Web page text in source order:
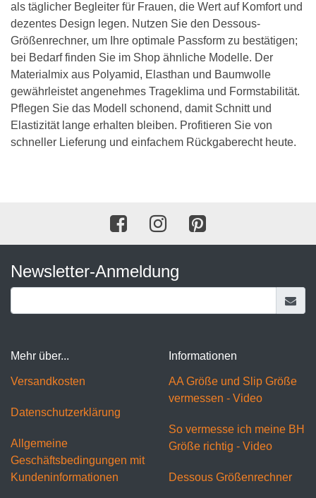
als täglicher Begleiter für Frauen, die Wert auf Komfort und
dezentes Design legen. Nutzen Sie den Dessous-
Größenrechner, um Ihre optimale Passform zu bestätigen;
bei Bedarf finden Sie im Shop ähnliche Modelle. Der
Materialmix aus Polyamid, Elasthan und Baumwolle
gewährleistet angenehmes Trageklima und Formstabilität.
Pflegen Sie das Modell schonend, damit Schnitt und
Elastizität lange erhalten bleiben. Profitieren Sie von
schneller Lieferung und einfachem Rückgaberecht heute.
Newsletter-Anmeldung
Mehr über...
Versandkosten
Datenschutzerklärung
Allgemeine
Geschäftsbedingungen mit
Kundeninformationen
Informationen
AA Größe und Slip Größe
vermessen - Video
So vermesse ich meine BH
Größe richtig - Video
Dessous Größenrechner